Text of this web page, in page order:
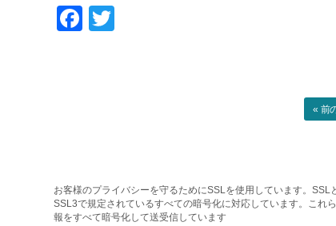
Facebook
« 前
お客様のプライバシーを守るためにSSLを使用しています。
SSL3で規定されているすべての暗号化に対応しています。これ
報をすべて暗号化して送受信しています